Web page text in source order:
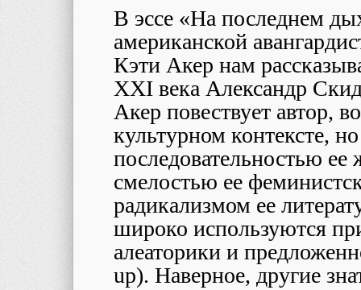
В эссе «На последнем
американской
Кэти Акер нам
XXI века Александр
Акер повествует автор,
культурном контексте,
последовательностью
смелостью ее
радикализмом ее
широко используются
алеаторики и
up). Наверное, другие